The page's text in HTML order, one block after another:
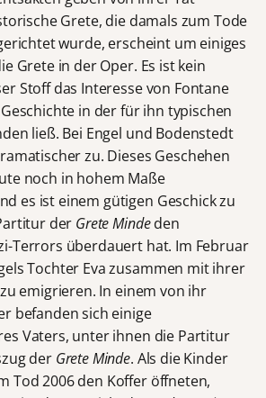
Grete, die damals zum Tode
wurde, erscheint um einiges
Grete in der Oper. Es ist kein
Stoff das Interesse von Fontane
in der für ihn typischen
ließ. Bei Engel und Bodenstedt
zu. Dieses Geschehen
noch in hohem Maße
es ist einem gütigen Geschick zu
der Grete Mindeden
Terrors überdauert hat. Im Februar
Tochter Eva zusammen mit ihrer
emigrieren. In einem von ihr
befanden sich einige
Vaters, unter ihnen die Partitur
der Grete Minde. Als die Kinder
Tod 2006 den Koffer öffneten,